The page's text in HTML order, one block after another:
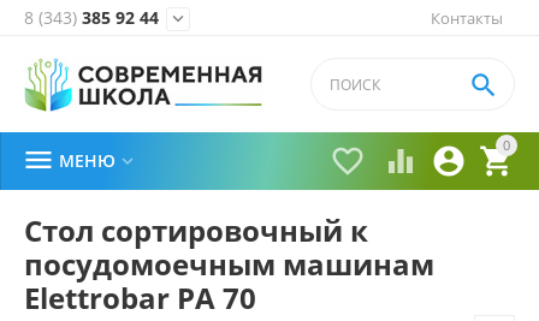
Контакты
8 (343) 385 92 44 
0


 

 МЕНЮ 
Стол сортировочный к
посудомоечным машинам
Elettrobar PA 70